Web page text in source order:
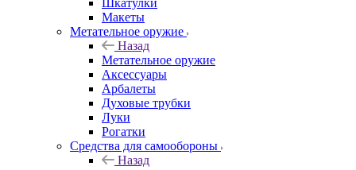
Шкатулки
Макеты
Метательное оружие
Назад
Метательное оружие
Аксессуары
Арбалеты
Духовые трубки
Луки
Рогатки
Средства для самообороны
Назад